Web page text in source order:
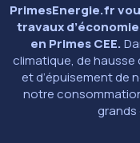
PrimesEnergie.fr
travaux
en Primes CEE.
climatique, de hausse
et d’épuisement de
notre
grands